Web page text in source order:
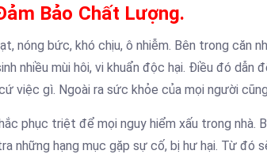
Bảo Chất Lượng.
nóng bức, khó chịu, ô nhiễm. Bên trong căn
nhiều mùi hôi, vi khuẩn độc hại. Điều đó dẫn
việc gì. Ngoài ra sức khỏe của mọi người
phục triệt để mọi nguy hiểm xấu trong nhà.
những hạng mục gặp sự cố, bị hư hại. Từ đó